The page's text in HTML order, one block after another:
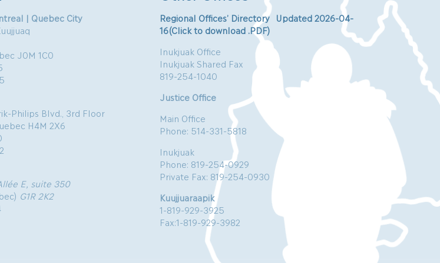
| Quebec City
J0M 1C0
Philips Blvd., 3rd Floor
H4M 2X6
E, suite 350
G1R 2K2
Regional Offices’ Directory Updated 2026-04-
16(Click to download .PDF)
Inukjuak Office
Inukjuak Shared Fax
819-254-1040
Justice Office
Main Office
Phone: 514-331-5818
Inukjuak
Phone: 819-254-0929
Private Fax: 819-254-0930
Kuujjuaraapik
1-819-929-3925
Fax:1-819-929-3982